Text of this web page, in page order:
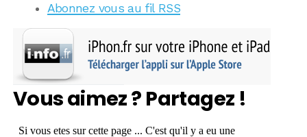
Abonnez vous au fil RSS
Vous aimez ? Partagez !